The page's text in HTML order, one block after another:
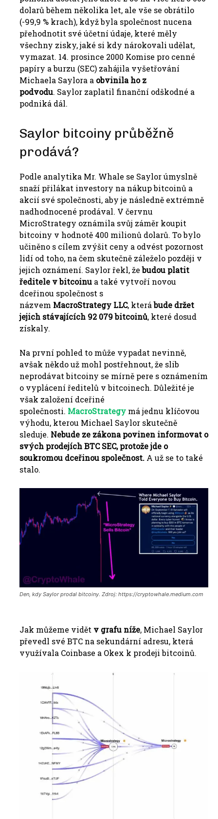
dolarů během několika let, ale vše se obrátilo
(-99,9 % krach), když byla společnost nucena
přehodnotit své účetní údaje, které měly
všechny zisky, jaké si kdy nárokovali udělat,
vymazat. 14. prosince 2000 Komise pro cenné
papíry a burzu (SEC) zahájila vyšetřování
Michaela Saylora a obvinila ho z
podvodu. Saylor zaplatil finanční odškodné a
podniká dál.
Saylor bitcoiny průběžně
prodává?
Podle analytika Mr. Whale se Saylor úmyslně
snaží přilákat investory na nákup bitcoinů a
akcií své společnosti, aby je následně extrémně
nadhodnocené prodával. V červnu
MicroStrategy oznámila svůj záměr koupit
bitcoiny v hodnotě 400 milionů dolarů. To bylo
učiněno s cílem zvýšit ceny a odvést pozornost
lidí od toho, na čem skutečně záleželo později v
jejich oznámení. Saylor řekl, žebudou platit
ředitele v bitcoinu a také vytvoří novou
dceřinou společnost s
názvem MacroStrategy LLC, kterábude držet
jejich stávajících 92 079 bitcoinů, které dosud
získaly.
Na první pohled to může vypadat nevinně,
avšak někdo už mohl postřehnout, že slib
neprodávat bitcoiny se mírně pere s oznámením
o vyplácení ředitelů v bitcoinech. Důležité je
však založení dceřiné
společnosti. MacroStrategy má jednu klíčovou
výhodu, kterou Michael Saylor skutečně
sleduje. Nebude ze zákona povinen informovat o
svých prodejích BTC SEC, protože jde o
soukromou dceřinou společnost. A už se to také
stalo.
Den, kdy Saylor prodal bitcoiny. Zdroj: https://cryptowhale.medium.com
Jak můžeme vidět v grafu níže, Michael Saylor
převedl své BTC na sekundární adresu, která
využívala Coinbase a Okex k prodeji bitcoinů.